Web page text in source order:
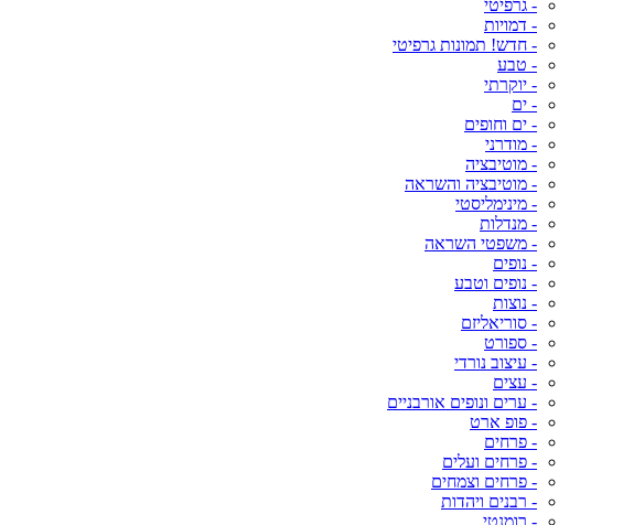
- גרפיטי
- דמויות
- חדש! תמונות גרפיטי
- טבע
- יוקרתי
- ים
- ים וחופים
- מודרני
- מוטיבציה
- מוטיבציה והשראה
- מינימליסטי
- מנדלות
- משפטי השראה
- נופים
- נופים וטבע
- נוצות
- סוריאליזם
- ספורט
- עיצוב נורדי
- עצים
- ערים ונופים אורבניים
- פופ ארט
- פרחים
- פרחים ועלים
- פרחים וצמחים
- רבנים ויהדות
- רומנטי